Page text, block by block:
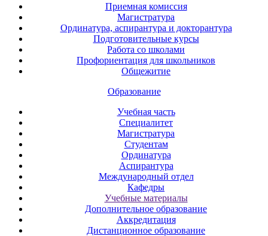
Приемная комиссия
Магистратура
Ординатура, аспирантура и докторантура
Подготовительные курсы
Работа со школами
Профориентация для школьников
Общежитие
Образование
Учебная часть
Специалитет
Магистратура
Студентам
Ординатура
Аспирантура
Международный отдел
Кафедры
Учебные материалы
Дополнительное образование
Аккредитация
Дистанционное образование